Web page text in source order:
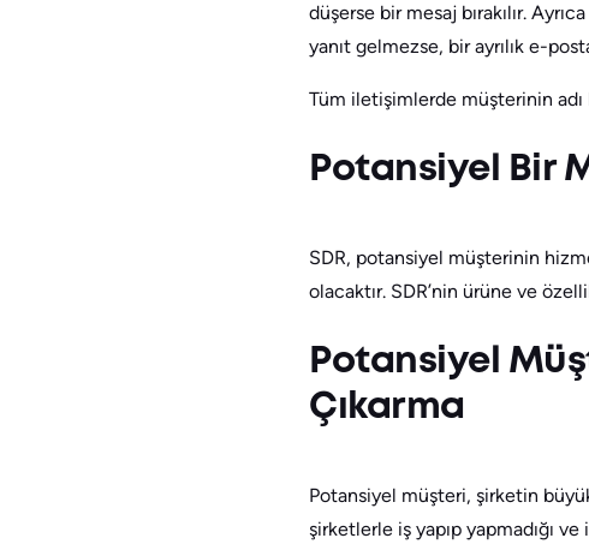
düşerse bir mesaj bırakılır.
yanıt gelmezse, bir ayrılık e-
Tüm iletişimlerde müşterinin
Potansiyel Bir
SDR, potansiyel müşterinin
olacaktır. SDR’nin ürüne ve
Potansiyel
Çıkarma
Potansiyel müşteri, şirketin
şirketlerle iş yapıp yapmadığı